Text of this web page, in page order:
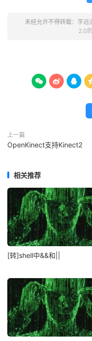
未经允许不得转载： 李逍
2.0
  
上一篇
OpenKinect支持Kinect2
相关推荐
[转]shell中&&和||